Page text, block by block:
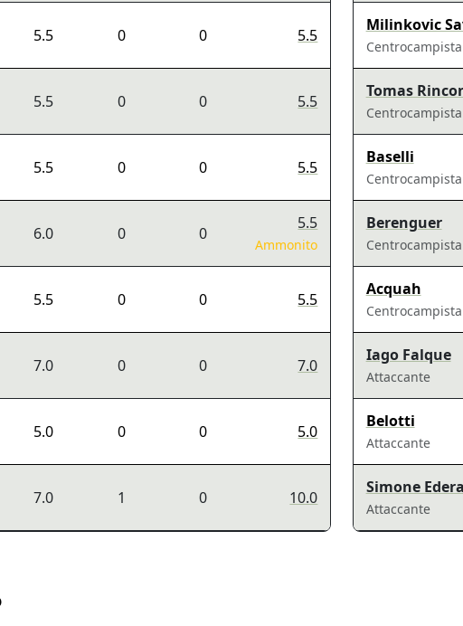
5.5 0 0 5.5
5.5 0 0 5.5
5.5 0 0 5.5
6.0 0 0
5.5
Ammonito
5.5 0 0 5.5
7.0 0 0 7.0
5.0 0 0 5.0
7.0 1 0 10.0
Milinkovic
Centrocampista
Tomas
Centrocampista
Baselli
Centrocampista
Berenguer
Centrocampista
Acquah
Centrocampista
Iago Falque
Attaccante
Belotti
Attaccante
Simone Edera
Attaccante